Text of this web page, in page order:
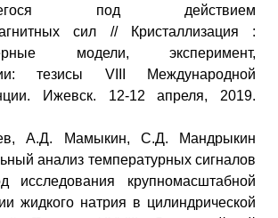
под действием
сил // Кристаллизация :
модели, эксперимент,
тезисы VIII Международной
Ижевск. 12-12 апреля, 2019.
А.Д. Мамыкин, С.Д. Мандрыкин
анализ температурных сигналов
исследования крупномасштабной
жидкого натрия в цилиндрической